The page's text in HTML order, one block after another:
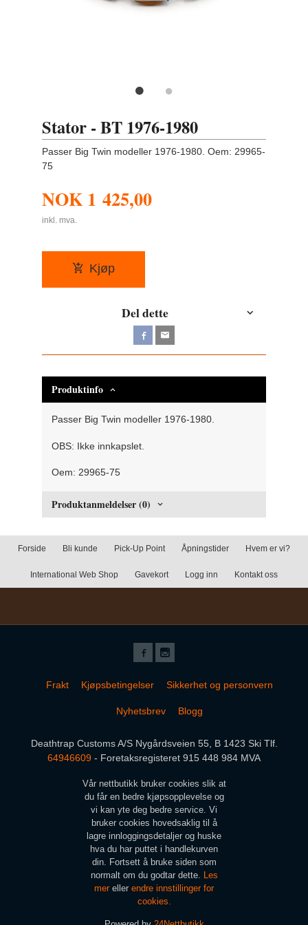
Stator - BT 1976-1980
Passer Big Twin modeller 1976-1980. Oem: 29965-
75
NOK 1 425,00
inkl. mva.
Kjøp
Del dette
Produktinfo
Passer Big Twin modeller 1976-1980.
OBS: Ikke innkapslet.
Oem: 29965-75
Produktanmeldelser (0)
Forside Bli kunde Pick-Up Point Åpningstider Hvem er vi?
International Web Shop Gavekort Logg inn Kontakt oss
Frakt Kjøpsbetingelser Sikkerhet og personvern
Nyhetsbrev Blogg
Deathtrap Customs A/S Nygårdsveien 55, B 1423 Ski Tlf.
64946609 - Foretaksregisteret 915 448 984 MVA
Vår nettbutikk bruker cookies slik at
du får en bedre kjøpsopplevelse og
vi kan yte deg bedre service. Vi
bruker cookies hovedsaklig til å
lagre innloggingsdetaljer og huske
hva du har puttet i handlekurven
din. Fortsett å bruke siden som
normalt om du godtar dette. Les
mer eller endre innstillinger for
cookies.